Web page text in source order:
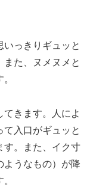
っきりギュッと
た、ヌメヌメと
きます。人によ
入口がギュッと
す。また、イク寸
ようなもの）が降